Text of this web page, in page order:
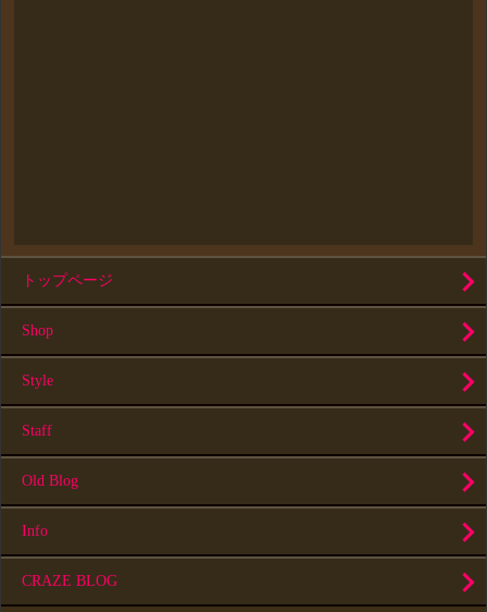
トップページ
Shop
Style
Staff
Old Blog
Info
CRAZE BLOG